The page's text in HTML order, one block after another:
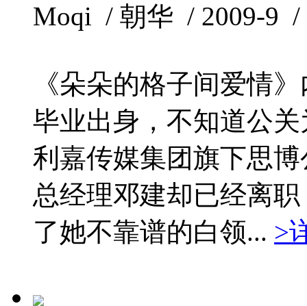
Moqi / 朝华 / 2009-9 /
《朵朵的格子间爱情
毕业出身，不知道公
利嘉传媒集团旗下思
总经理邓建却已经离
了她不靠谱的白领... >